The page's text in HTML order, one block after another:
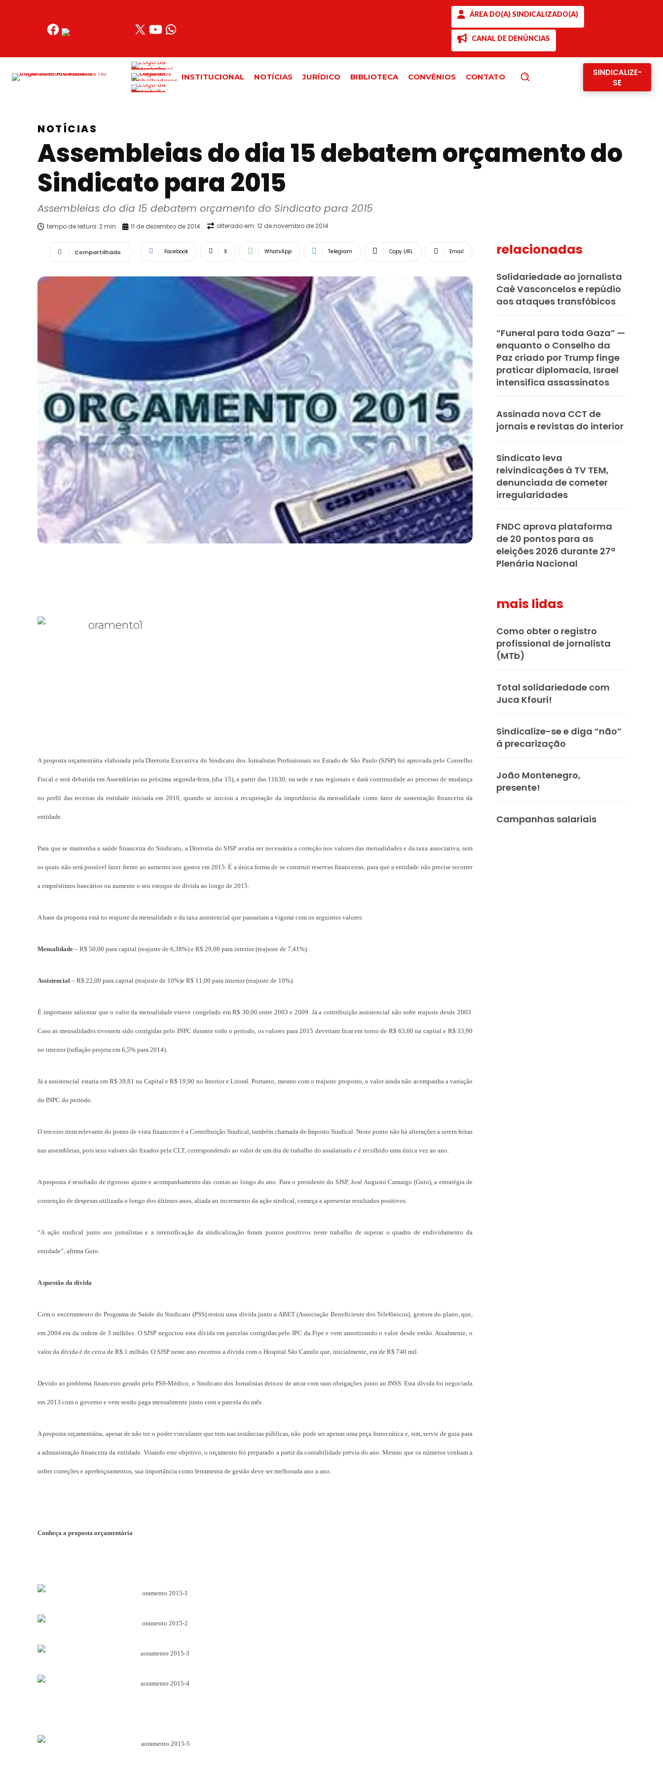
ÁREA DO(A) SINDICALIZADO(A)
CANAL DE DENÚNCIAS
INSTITUCIONAL NOTÍCIAS JURÍDICO BIBLIOTECA CONVÊNIOS CONTATO
SINDICALIZE-
SE
NOTÍCIAS
Assembleias do dia 15 debatem orçamento do
Sindicato para 2015
Assembleias do dia 15 debatem orçamento do Sindicato para 2015
tempo de leitura: 2min. 11 de dezembro de 2014 alterado em: 12 de novembro de 2014
Compartilhado Facebook X WhatsApp Telegram Copy URL Email
A proposta orçamentária elaborada pela Diretoria Executiva do Sindicato dos Jornalistas Profissionais no Estado de São Paulo (SJSP) foi aprovada pelo Conselho
Fiscal e será debatida em Assembleias na próxima segunda-feira, (dia 15), a partir das 11h30, na sede e nas regionais e dará continuidade ao processo de mudança
no perfil das receitas da entidade iniciada em 2010, quando se iniciou a recuperação da importância da mensalidade como fator de sustentação financeira da
entidade.
Para que se mantenha a saúde financeira do Sindicato, a Diretoria do SJSP avalia ser necessária a correção nos valores das mensalidades e da taxa associativa, sem
os quais não será possível fazer frente ao aumento nos gastos em 2015. É a única forma de se construir reservas financeiras, para que a entidade não precise recorrer
a empréstimos bancários ou aumente o seu estoque de dívida ao longo de 2015.
A base da proposta está no reajuste da mensalidade e da taxa assistencial que passariam a vigorar com os seguintes valores:
Mensalidade – R$ 50,00 para capital (reajuste de 6,38%) e R$ 29,00 para interior (reajuste de 7,41%).
Assistencial – R$ 22,00 para capital (reajuste de 10%)e R$ 11,00 para interior (reajuste de 10%).
É importante salientar que o valor da mensalidade esteve congelado em R$ 30,00 entre 2003 e 2009. Já a contribuição assistencial não sofre reajuste desde 2003.
Caso as mensalidades tivessem sido corrigidas pelo INPC durante todo o período, os valores para 2015 deveriam ficar em torno de R$ 63,60 na capital e R$ 33,90
no interior (inflação projeta em 6,5% para 2014).
Já a assistencial estaria em R$ 39,81 na Capital e R$ 19,90 no Interior e Litoral. Portanto, mesmo com o reajuste proposto, o valor ainda não acompanha a variação
do INPC do período.
O terceiro item relevante do ponto de vista financeiro é a Contribuição Sindical, também chamada de Imposto Sindical. Neste ponto não há alterações a serem feitas
nas assembleias, pois seus valores são fixados pela CLT, correspondendo ao valor de um dia de trabalho do assalariado e é recolhido uma única vez ao ano.
A proposta é resultado de rigoroso ajuste e acompanhamento das contas ao longo do ano. Para o presidente do SJSP, José Augusto Camargo (Guto), a estratégia de
contenção de despesas utilizada o longo dos últimos anos, aliada ao incremento da ação sindical, começa a apresentar resultados positivos.
“A ação sindical junto aos jornalistas e a intensificação da sindicalização foram pontos positivos neste trabalho de superar o quadro de endividamento da
entidade”, afirma Guto.
A questão da dívida
Com o encerramento do Programa de Saúde do Sindicato (PSS) restou uma dívida junto a ABET (Associação Beneficiente dos Telefônicos), gestora do plano, que,
em 2004 era da ordem de 3 milhões. O SJSP negociou esta dívida em parcelas corrigidas pelo IPC da Fipe e vem amortizando o valor desde então. Atualmente, o
valor da dívida é de cerca de R$ 1 milhão. O SJSP neste ano encerrou a dívida com o Hospital São Camilo que, inicialmente, era de R$ 740 mil.
Devido ao problema financeiro gerado pelo PSS-Médico, o Sindicato dos Jornalistas deixou de arcar com suas obrigações junto ao INSS. Esta dívida foi negociada
em 2013 com o governo e vem sendo paga mensalmente junto com a parcela do mês.
A proposta orçamentária, apesar de não ter o poder vinculante que tem nas instâncias públicas, não pode ser apenas uma peça burocrática e, sim, servir de guia para
a administração financeira da entidade. Visando este objetivo, o orçamento foi preparado a partir da contabilidade prévia do ano. Mesmo que os números venham a
sofrer correções e aperfeiçoamentos, sua importância como ferramenta de gestão deve ser melhorada ano a ano.
Conheça a proposta orçamentária
relacionadas
Solidariedade ao jornalista
Caê Vasconcelos e repúdio
aos ataques transfóbicos
“Funeral para toda Gaza” —
enquanto o Conselho da
Paz criado por Trump finge
praticar diplomacia, Israel
intensifica assassinatos
Assinada nova CCT de
jornais e revistas do interior
Sindicato leva
reivindicações à TV TEM,
denunciada de cometer
irregularidades
FNDC aprova plataforma
de 20 pontos para as
eleições 2026 durante 27ª
Plenária Nacional
mais lidas
Como obter o registro
profissional de jornalista
(MTb)
Total solidariedade com
Juca Kfouri!
Sindicalize-se e diga “não”
à precarização
João Montenegro,
presente!
Campanhas salariais